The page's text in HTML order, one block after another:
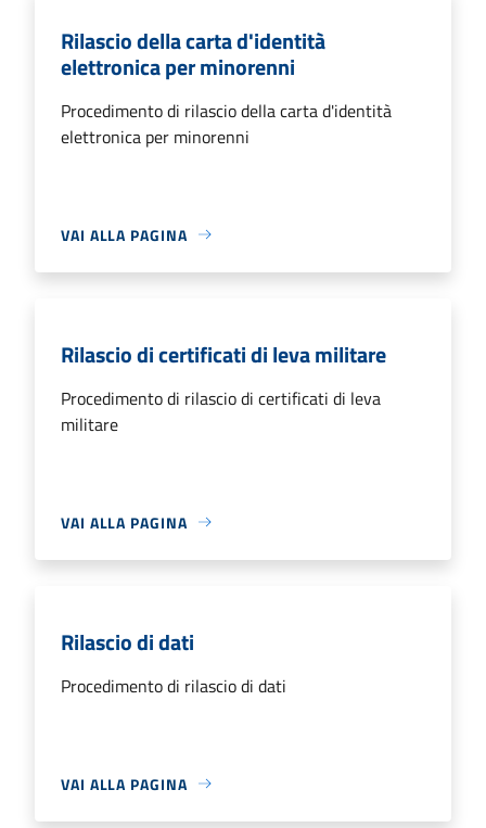
Rilascio della carta d'identità
elettronica per minorenni
Procedimento di rilascio della carta d'identità
elettronica per minorenni
VAI ALLA PAGINA
Rilascio di certificati di leva militare
Procedimento di rilascio di certificati di leva
militare
VAI ALLA PAGINA
Rilascio di dati
Procedimento di rilascio di dati
VAI ALLA PAGINA